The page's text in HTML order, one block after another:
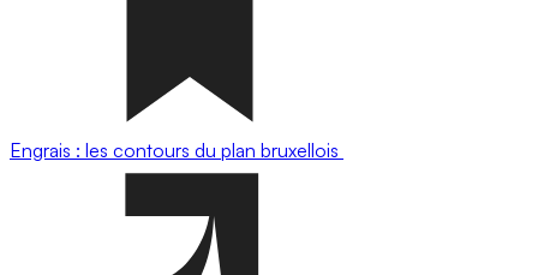
Engrais : les contours du plan bruxellois